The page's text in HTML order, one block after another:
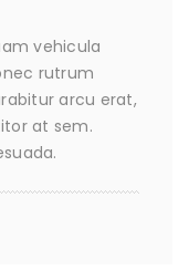
vehicula
rutrum
arcu erat,
at sem.